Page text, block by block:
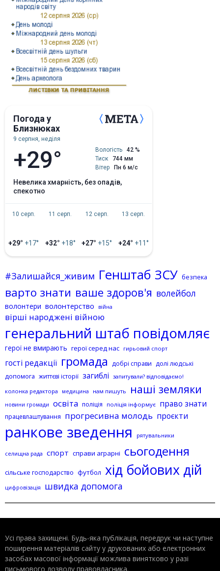
Погода у
Близнюках
9 серпня, неділя
+29° Вологість
42 %
Тиск
744 мм
Вітер
Пн 6 м/с
невелика хмарність, без опадів,
спекотно
10 серп.
+29° +17°
11 серп.
+32° +18°
12 серп.
+27° +15°
13 серп.
+24° +11°
#Залишайся_живим Генштаб ЗСУ безпека
варто знати ваше здоров'я волейбол
волонтери волонтерство війна
вірші народжені війною
генеральний штаб повідомляє
герої не вмирають герої серед нас гирьовий спорт
гості редакції громада добрі справи долі людські
допомога життєві історії загиблі запитували? відповідаємо!
колонка редактора
медицина нам пишуть наші земляки
новини громади освіта поліція поліція інформує право знати
працевлаштування прогресивна молодь проєкти
ранкове зведення рятувальники
селищна рада спорт справи аграрні сьогодення
сільське господарство футбол хід бойових дій
цифровізація швидка допомога
Усі права захищені. Будь-яка публiкацiя, передрук чи наступне
поширення матеріалів сайту у друкованих або електронних
засобах масової інформації можлива винятково у разі
письмового дозволу правовласника.